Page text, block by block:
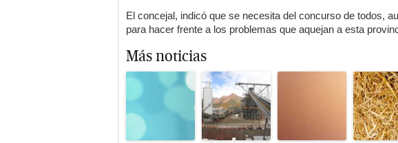
El concejal, indicó que se necesita del concurso de todos,
para hacer frente a los problemas que aquejan a esta
Más noticias